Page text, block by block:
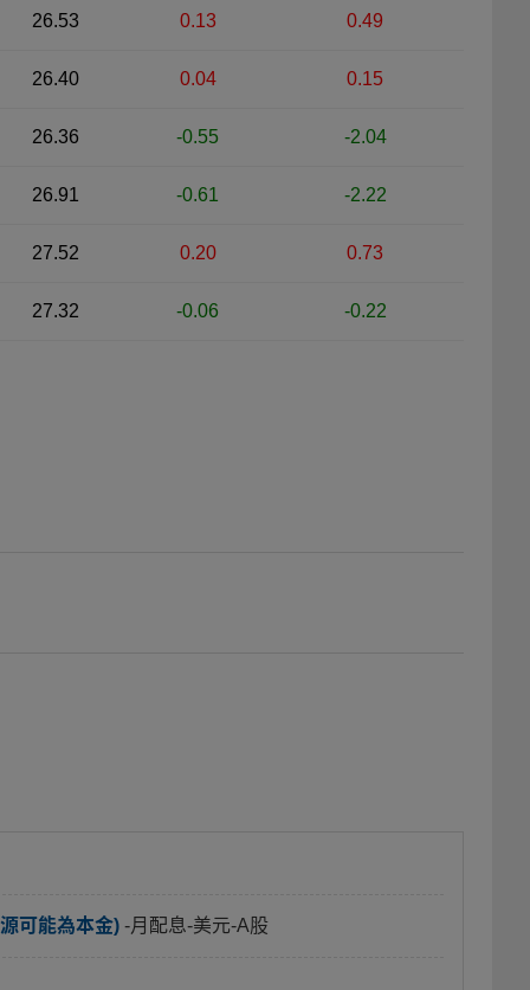
26.53 0.13 0.49
26.40 0.04 0.15
26.36 -0.55 -2.04
26.91 -0.61 -2.22
27.52 0.20 0.73
27.32 -0.06 -0.22
可能為本金) -月配息-美元-A股